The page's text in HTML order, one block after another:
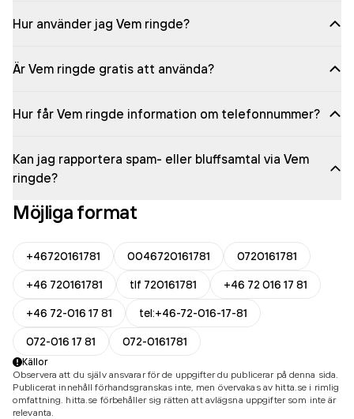
Hur använder jag Vem ringde?
Är Vem ringde gratis att använda?
Hur får Vem ringde information om telefonnummer?
Kan jag rapportera spam- eller bluffsamtal via Vem
ringde?
Möjliga format
+46720161781 0046720161781
0720161781
+46 720161781
tlf 720161781
+46 72 016 17 81
+46 72-016 17 81
tel:+46-72-016-17-81
072-016 17 81
072-0161781
Källor
Observera att du själv ansvarar för de uppgifter du publicerar på denna sida.
Publicerat innehåll förhandsgranskas inte, men övervakas av hitta.se i rimlig
omfattning. hitta.se förbehåller sig rätten att avlägsna uppgifter som inte är
relevanta.